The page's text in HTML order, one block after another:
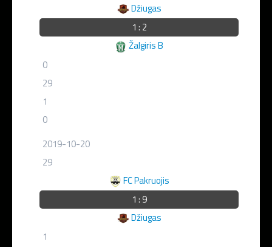
Džiugas
1 : 2
Žalgiris B
0
29
1
0
2019-10-20
29
FC Pakruojis
1 : 9
Džiugas
1